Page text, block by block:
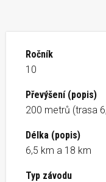
Ročník
10
Převýšení (popis)
200 metrů (trasa
Délka (popis)
6,5 km a 18 km
Typ závodu